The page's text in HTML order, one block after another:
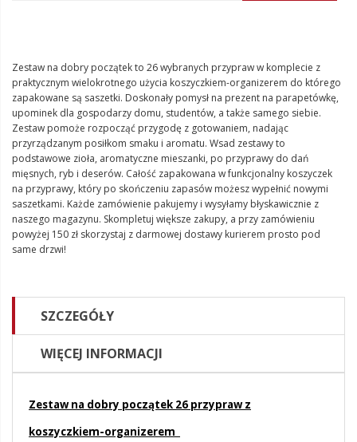
Zestaw na dobry początek to 26 wybranych przypraw w komplecie z
praktycznym wielokrotnego użycia koszyczkiem-organizerem do którego
zapakowane są saszetki. Doskonały pomysł na prezent na parapetówkę,
upominek dla gospodarzy domu, studentów, a także samego siebie.
Zestaw pomoże rozpocząć przygodę z gotowaniem, nadając
przyrządzanym posiłkom smaku i aromatu. Wsad zestawy to
podstawowe zioła, aromatyczne mieszanki, po przyprawy do dań
mięsnych, ryb i deserów. Całość zapakowana w funkcjonalny koszyczek
na przyprawy, który po skończeniu zapasów możesz wypełnić nowymi
saszetkami. Każde zamówienie pakujemy i wysyłamy błyskawicznie z
naszego magazynu. Skompletuj większe zakupy, a przy zamówieniu
powyżej 150 zł skorzystaj z darmowej dostawy kurierem prosto pod
same drzwi!
SZCZEGÓŁY
WIĘCEJ INFORMACJI
Zestaw na dobry początek 26 przypraw z
koszyczkiem-organizerem